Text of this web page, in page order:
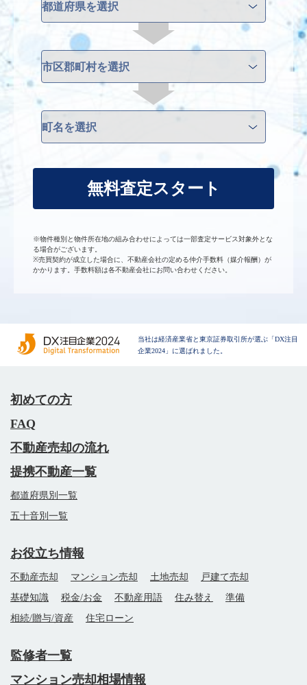
無料査定スタート
※物件種別と物件所在地の組み合わせによっては一部査定サービス対象外とな
る場合がございます。
※売買契約が成立した場合に、不動産会社の定める仲介手数料（媒介報酬）が
かかります。手数料額は各不動産会社にお問い合わせください。
当社は経済産業省と東京証券取引所が選ぶ「DX注目
企業2024」に選ばれました。
初めての方
FAQ
不動産売却の流れ
提携不動産一覧
都道府県別一覧
五十音別一覧
お役立ち情報
不動産売却 マンション売却 土地売却
戸建て売却
基礎知識
税金/お金 不動産用語 住み替え
準備
相続/贈与/資産
住宅ローン
監修者一覧
マンション売却相場情報